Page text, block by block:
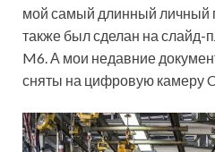
мой самый длинный личный
также был сделан на слайд-
M6. А мои недавние
сняты на цифровую камеру